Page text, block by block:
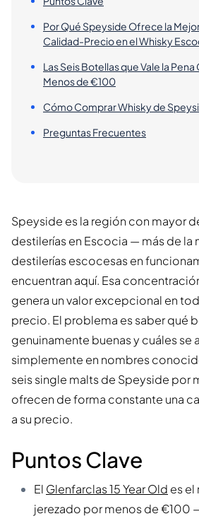
Por Qué Speyside Ofrece la
Calidad-Precio en el Whisky
Las Seis Botellas que Vale la
Menos de €100
Cómo Comprar Whisky de
Preguntas Frecuentes
Speyside es la región con mayor
destilerías en Escocia — más de la
destilerías escocesas en
encuentran aquí. Esa
genera un valor excepcional en
precio. El problema es saber qué
genuinamente buenas y cuáles se
simplemente en nombres
seis single malts de Speyside por
ofrecen de forma constante una
a su precio.
Puntos Clave
El Glenfarclas 15 Year Old es el
jerezado por menos de €100